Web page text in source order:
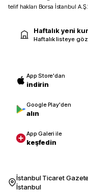
telif hakları Borsa İstanbul
Haftalık yeni
Haftalık listeye göz
App Store'dan
indirin
Google Play'den
alın
App Galeri ile
keşfedin
İstanbul Ticaret
İstanbul